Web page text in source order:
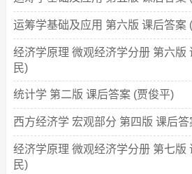
运筹学基础及应用 第六版 课后答案
经济学原理 微观经济学分册 第六版
民)
统计学 第二版 课后答案 (贾俊平)
西方经济学 宏观部分 第四版 课后
经济学原理 微观经济学分册 第七版
民)